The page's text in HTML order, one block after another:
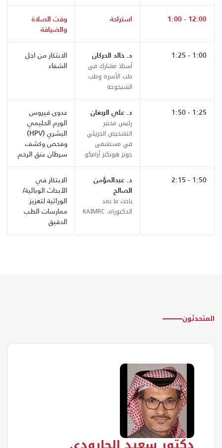
12:00 - 1:00
استراحة وقت الصلاة
والضيافة
1:00 - 1:25
د. خالد الحركان
أستاذ مشارك في
طب الأسرة وطب
الشيخوخة
الابتكار من اجل
الشفاء
1:25 - 1:50 د. علي الربعان
رئيس مختبر
التشخيص الجزيئي
في مستشفى
جونز هوبكنز أرامكو
عدوى فيروس
الورم الحليمي
البشري (HPV)
وفحص وكشف
سرطان عنق الرحم
1:50 - 2:15
د. عبدالمؤمن
الصالح
باحث ما بعد
الدكتوراه، KAIMRC
الابتكار في
الأبحاث الوبائية/
الوراثية لتعزيز
ممارسات الطب
الدقيق
المتحدثون